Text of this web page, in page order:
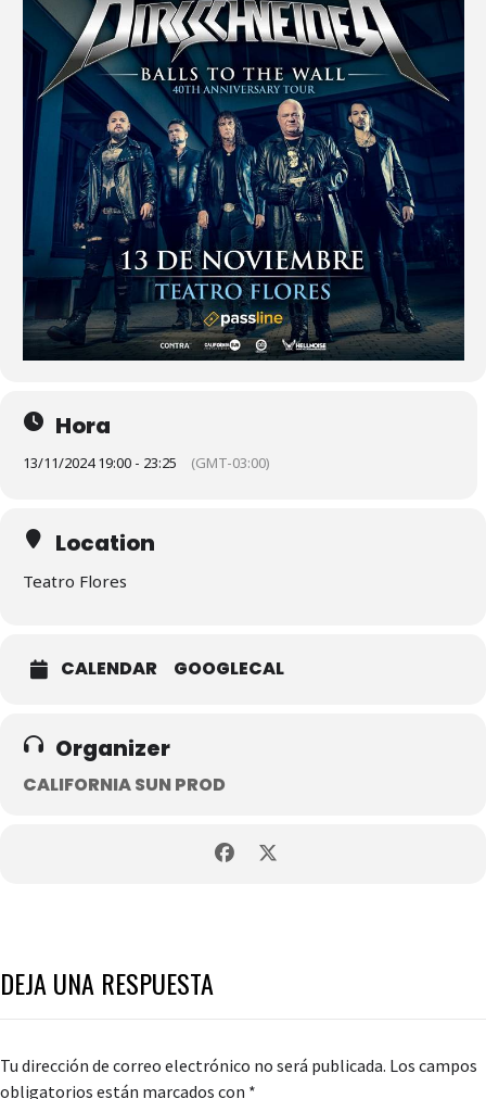
Hora
13/11/2024 19:00 - 23:25 (GMT-03:00)
Location
Teatro Flores
CALENDAR GOOGLECAL
Organizer
CALIFORNIA SUN PROD
DEJA UNA RESPUESTA
Tu dirección de correo electrónico no será publicada. Los campos
obligatorios están marcados con *